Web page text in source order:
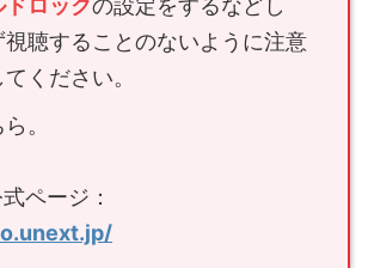
ロックの設定をするなどし
聴することのないように注意
ください。
。
式ページ：